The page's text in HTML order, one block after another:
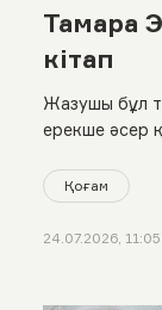
Тамара
кітап
Жазушы бұл
ерекше әсер
Қоғам
24.07.2026, 11:05